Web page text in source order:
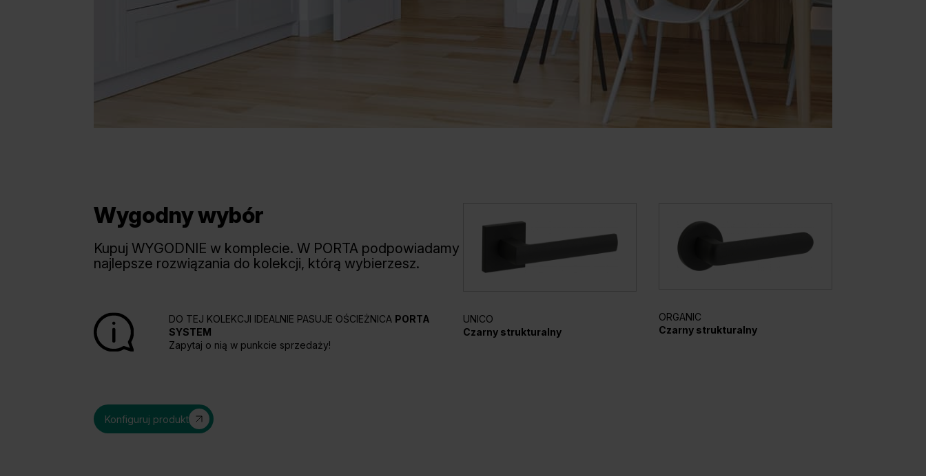
Wygodny wybór
Kupuj WYGODNIE w komplecie. W PORTA podpowiadamy
najlepsze rozwiązania do kolekcji, którą wybierzesz.
DO TEJ KOLEKCJI IDEALNIE PASUJE OŚCIEŻNICA PORTA
SYSTEM
Zapytaj o nią w punkcie sprzedaży!
Konfiguruj produkt
UNICO
Czarny strukturalny
ORGANIC
Czarny strukturalny